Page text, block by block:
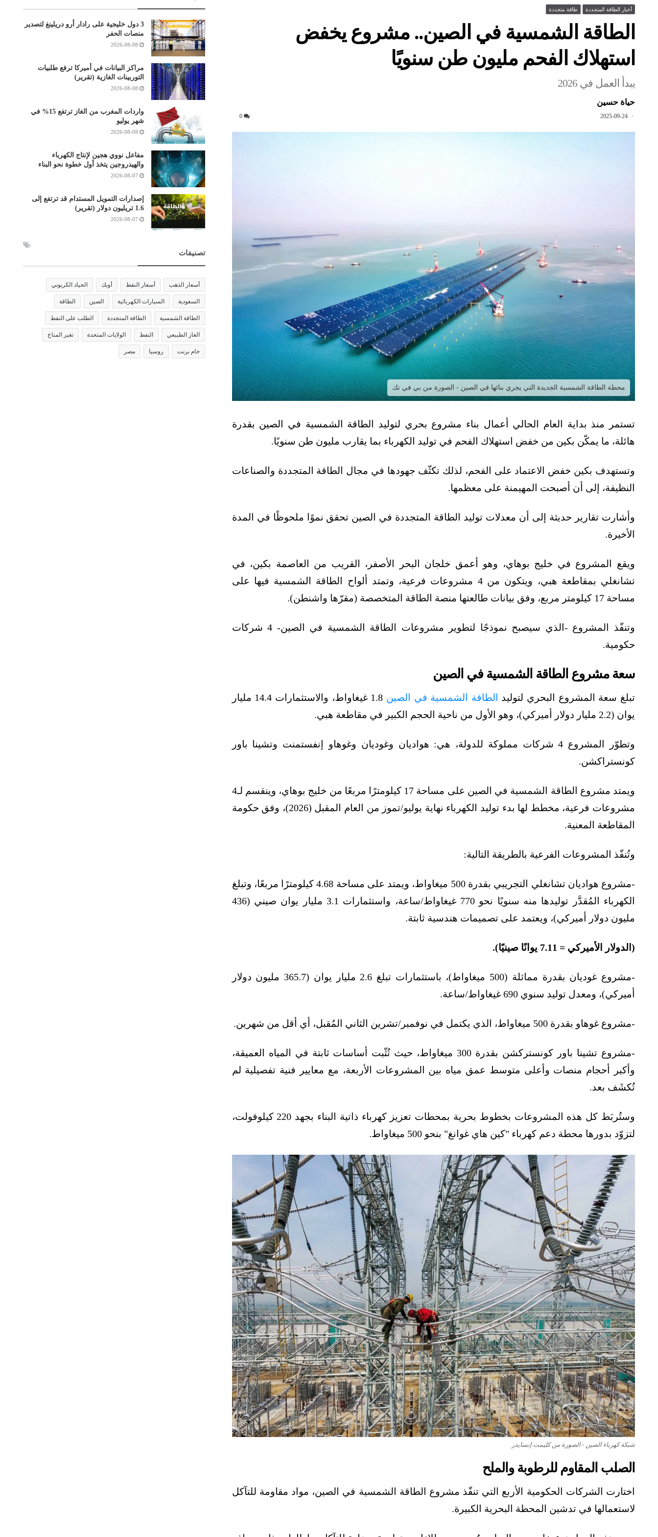
أخبار الطاقة المتجددة طاقة متجددة
الطاقة الشمسية في الصين.. مشروع يخفض
استهلاك الفحم مليون طن سنويًا
يبدأ العمل في 2026
حياة حسين
2025-09-24
0
محطة الطاقة الشمسية الجديدة التي يجري بنائها في الصين - الصورة من بي في تك
تستمر منذ بداية العام الحالي أعمال بناء مشروع بحري لتوليد الطاقة الشمسية في الصين بقدرة
هائلة، ما يمكّن بكين من خفض استهلاك الفحم في توليد الكهرباء بما يقارب مليون طن سنويًا.
وتستهدف بكين خفض الاعتماد على الفحم، لذلك تكثّف جهودها في مجال الطاقة المتجددة والصناعات
النظيفة، إلى أن أصبحت المهيمنة على معظمها.
وأشارت تقارير حديثة إلى أن معدلات توليد الطاقة المتجددة في الصين تحقق نموًا ملحوظًا في المدة
الأخيرة.
ويقع المشروع في خليج بوهاي، وهو أعمق خلجان البحر الأصفر، القريب من العاصمة بكين، في
تشانغلي بمقاطعة هبي، ويتكون من 4 مشروعات فرعية، وتمتد ألواح الطاقة الشمسية فيها على
مساحة 17 كيلومتر مربع، وفق بيانات طالعتها منصة الطاقة المتخصصة (مقرّها واشنطن).
وتنفّذ المشروع -الذي سيصبح نموذجًا لتطوير مشروعات الطاقة الشمسية في الصين- 4 شركات
حكومية.
سعة مشروع الطاقة الشمسية في الصين
تبلغ سعة المشروع البحري لتوليد الطاقة الشمسية في الصين
1.8 غيغاواط، والاستثمارات 14.4 مليار
يوان (2.2 مليار دولار أميركي)، وهو الأول من ناحية الحجم الكبير في مقاطعة هبي.
وتطوّر المشروع 4 شركات مملوكة للدولة، هي: هواديان وغوديان وغوهاو إنفستمنت وتشينا باور
كونستراكشن.
ويمتد مشروع الطاقة الشمسية في الصين على مساحة 17 كيلومترًا مربعًا من خليج بوهاي، وينقسم لـ4
مشروعات فرعية، مخطط لها بدء توليد الكهرباء نهاية يوليو/تموز من العام المقبل (2026)، وفق حكومة
المقاطعة المعنية.
وتُنفّذ المشروعات الفرعية بالطريقة التالية:
-مشروع هواديان تشانغلي التجريبي بقدرة 500 ميغاواط، ويمتد على مساحة 4.68 كيلومترًا مربعًا، وتبلغ
الكهرباء المُقدَّر توليدها منه سنويًا نحو 770 غيغاواط/ساعة، واستثمارات 3.1 مليار يوان صيني (436
مليون دولار أميركي)، ويعتمد على تصميمات هندسية ثابتة.
(الدولار الأميركي = 7.11 يوانًا صينيًا).
-مشروع غوديان بقدرة مماثلة (500 ميغاواط)، باستثمارات تبلغ 2.6 مليار يوان (365.7 مليون دولار
أميركي)، ومعدل توليد سنوي 690 غيغاواط/ساعة.
-مشروع غوهاو بقدرة 500 ميغاواط، الذي يكتمل في نوفمبر/تشرين الثاني المُقبل، أي أقل من شهرين.
-مشروع تشينا باور كونستركشن بقدرة 300 ميغاواط، حيث تُثّبت أساسات ثابتة في المياه العميقة،
وأكبر أحجام منصات وأعلى متوسط ​​عمق مياه بين المشروعات الأربعة، مع معايير فنية تفصيلية لم
تُكشَف بعد.
وستُربَط كل هذه المشروعات بخطوط بحرية بمحطات تعزيز كهرباء ذاتية البناء بجهد 220 كيلوفولت،
لتزوّد بدورها محطة دعم كهرباء "كين هاي غوانغ" بنحو 500 ميغاواط.
شبكة كهرباء الصين - الصورة من كليمت إنسايدر
الصلب المقاوم للرطوبة والملح
اختارت الشركات الحكومية الأربع التي تنفّذ مشروع الطاقة الشمسية في الصين، مواد مقاومة للتآكل
لاستعمالها في تدشين المحطة البحرية الكبيرة.
3 دول خليجية على رادار أرو دريلينغ لتصدير
منصات الحفر
2026-08-08
مراكز البيانات في أميركا ترفع طلبيات
التوربينات الغازية (تقرير)
2026-08-08
واردات المغرب من الغاز ترتفع 15% في
شهر يوليو
2026-08-08
مفاعل نووي هجين لإنتاج الكهرباء
والهيدروجين يتخذ أول خطوة نحو البناء
2026-08-07
إصدارات التمويل المستدام قد ترتفع إلى
1.6 تريليون دولار (تقرير)
2026-08-07
تصنيفات
أسعار الذهب أسعار النفط أوبك الحياد الكربوني
السعودية السيارات الكهربائية الصين الطاقة
الطاقة الشمسية الطاقة المتجددة الطلب على النفط
الغاز الطبيعي النفط الولايات المتحدة تغير المناخ
خام برنت روسيا مصر